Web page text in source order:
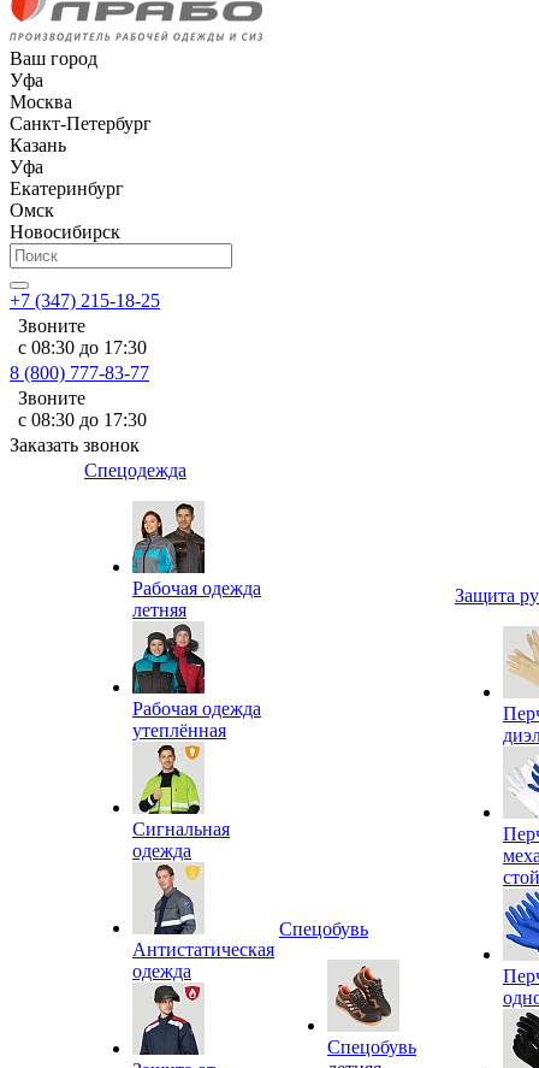
Ваш город
Уфа
Москва
Санкт-Петербург
Казань
Уфа
Екатеринбург
Омск
Новосибирск
+7 (347) 215-18-25
Звоните
с 08:30 до 17:30
8 (800) 777-83-77
Звоните
с 08:30 до 17:30
Заказать звонок
Спецодежда
Рабочая одежда
летняя
Рабочая одежда
утеплённая
Сигнальная
одежда
Антистатическая
одежда
Спецобувь
Спецобувь
Защита